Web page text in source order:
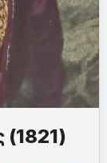
(1821)